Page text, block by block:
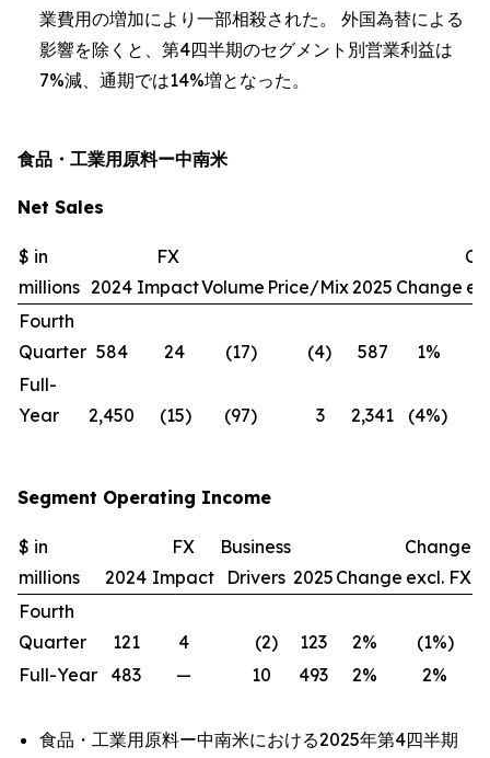
業費用の増加により一部相殺された。 外国為替による
影響を除くと、第4四半期のセグメント別営業利益は
7%減、通期では14%増となった。
食品・工業用原料ー中南米
Net Sales
$ in
millions 2024
FX
ImpactVolume Price/Mix2025 Change
Fourth
Quarter 584 24 (17) (4) 587 1%
Full-
Year
2,450 (15) (97) 3 2,341 (4%)
Segment Operating Income
$ in
millions
2024
FX
Impact
Business
Drivers 2025 Change
Change
excl. FX
Fourth
Quarter
121 4 (2) 123 2% (1%)
Full-Year
483 — 10 493 2% 2%
食品・工業用原料ー中南米における2025年第4四半期